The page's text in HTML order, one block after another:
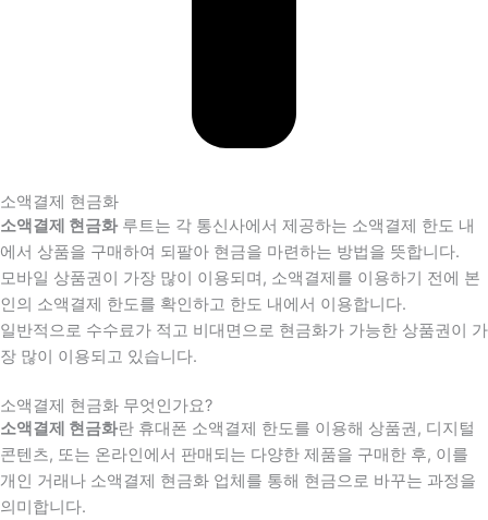
소액결제 현금화
소액결제 현금화루트는 각 통신사에서 제공하는 소액결제 한도 내
에서 상품을 구매하여 되팔아 현금을 마련하는 방법을 뜻합니다.
모바일 상품권이 가장 많이 이용되며, 소액결제를 이용하기 전에 본
인의 소액결제 한도를 확인하고 한도 내에서 이용합니다.
일반적으로 수수료가 적고 비대면으로 현금화가 가능한 상품권이 가
장 많이 이용되고 있습니다.
소액결제 현금화 무엇인가요?
소액결제 현금화란 휴대폰 소액결제 한도를 이용해 상품권, 디지털
콘텐츠, 또는 온라인에서 판매되는 다양한 제품을 구매한 후, 이를
개인 거래나 소액결제 현금화 업체를 통해 현금으로 바꾸는 과정을
의미합니다.